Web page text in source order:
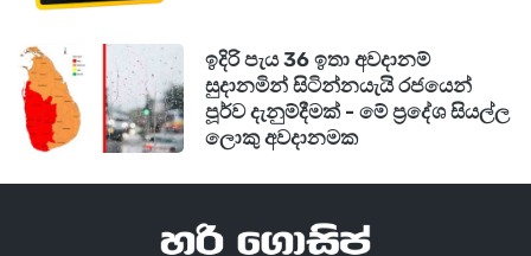
ඉදිරි පැය 36 ඉතා අවදානම්
සුදානමින් සිටින්නයැයි රජයෙන්
පූර්ව දැනුම්දීමක් - මේ ප්‍රදේශ සියල්ල
ලොකු අවදානමක